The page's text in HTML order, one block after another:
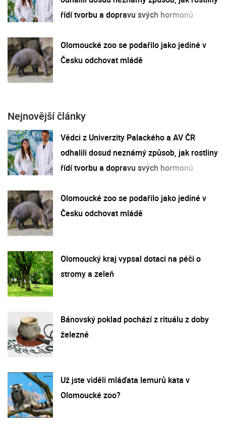
řídí tvorbu a dopravu svých hormonů
Olomoucké zoo se podařilo jako jediné v
Česku odchovat mládě
Nejnovější články
Vědci z Univerzity Palackého a AV ČR
odhalili dosud neznámý způsob, jak rostliny
řídí tvorbu a dopravu svých hormonů
Olomoucké zoo se podařilo jako jediné v
Česku odchovat mládě
Olomoucký kraj vypsal dotaci na péči o
stromy a zeleň
Bánovský poklad pochází z rituálu z doby
železné
Už jste viděli mláďata lemurů kata v
Olomoucké zoo?